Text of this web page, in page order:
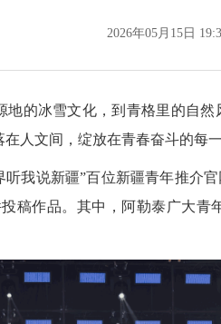
2026年05月15日
冰雪文化，到青格里的自然
人文间，绽放在青春奋斗的每一
我说新疆”百位新疆青年推介官
稿作品。其中，阿勒泰广大